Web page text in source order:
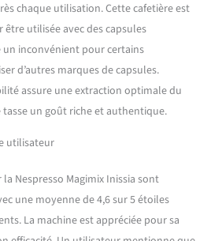
chaque utilisation. Cette cafetière est
utilisée avec des capsules
un inconvénient pour certains
d’autres marques de capsules.
assure une extraction optimale du
tasse un goût riche et authentique.
utilisateur
Nespresso Magimix Inissia sont
une moyenne de 4,6 sur 5 étoiles
La machine est appréciée pour sa